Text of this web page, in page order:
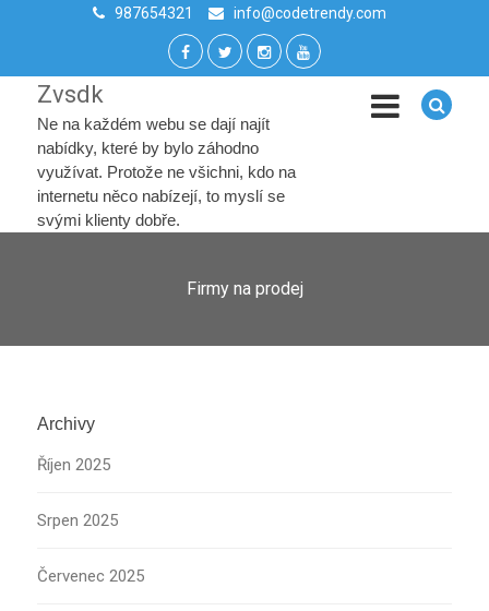
987654321 info@codetrendy.com
Zvsdk
Ne na každém webu se dají najít
nabídky, které by bylo záhodno
využívat. Protože ne všichni, kdo na
internetu něco nabízejí, to myslí se
svými klienty dobře.
Firmy na prodej
Archivy
Říjen 2025
Srpen 2025
Červenec 2025